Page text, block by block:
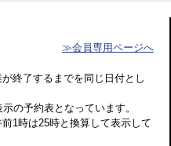
≫会員専用ページへ
終了するまでを同じ日付とし
の予約表となっています。
1時は25時と換算して表示して